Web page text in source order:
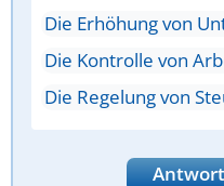
Die Erhöhung von
Die Kontrolle von
Die Regelung von